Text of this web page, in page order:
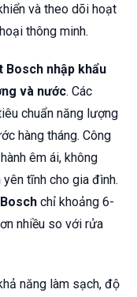
và theo dõi hoạt
thông minh.
Bosch nhập khẩu
và nước. Các
chuẩn năng lượng
hàng tháng. Công
êm ái, không
tĩnh cho gia đình.
chỉ khoảng 6-
nhiều so với rửa
năng làm sạch, độ